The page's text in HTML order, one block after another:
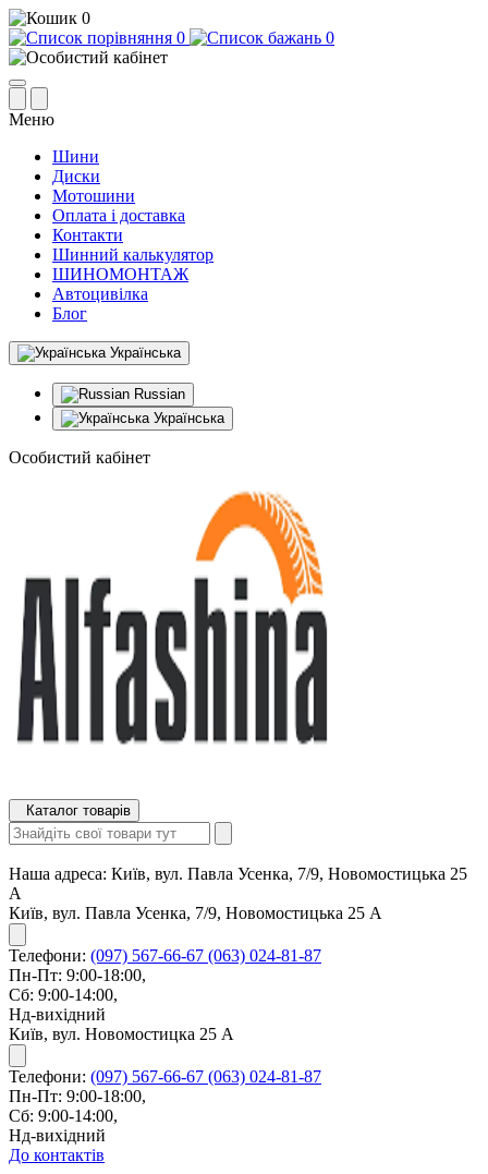
0
0
0
Меню
Шини
Диски
Мотошини
Оплата і доставка
Контакти
Шинний калькулятор
ШИНОМОНТАЖ
Автоцивілка
Блог
Українська
Russian
Українська
Особистий кабінет
Каталог товарів
Наша адреса: Київ, вул. Павла Усенка, 7/9, Новомостицька 25
А
Київ, вул. Павла Усенка, 7/9, Новомостицька 25 А
Телефони: (097) 567-66-67 (063) 024-81-87
Пн-Пт: 9:00-18:00,
Сб: 9:00-14:00,
Нд-вихідний
Київ, вул. Новомостицка 25 А
Телефони: (097) 567-66-67 (063) 024-81-87
Пн-Пт: 9:00-18:00,
Сб: 9:00-14:00,
Нд-вихідний
До контактів